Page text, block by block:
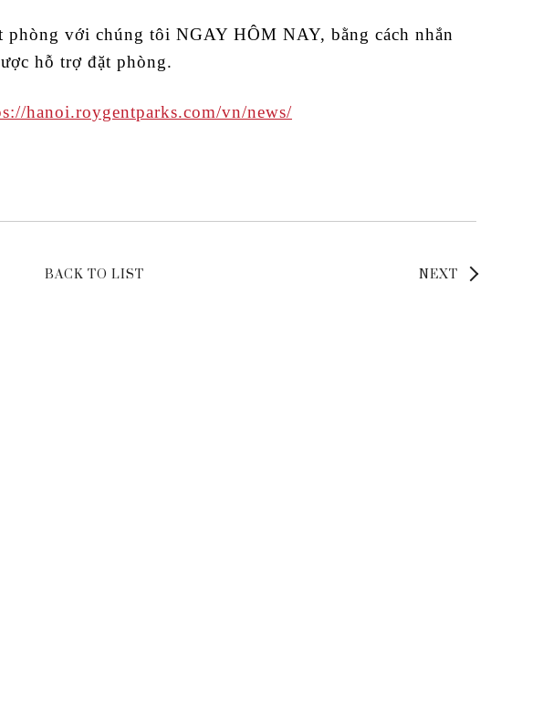
với chúng tôi NGAY HÔM NAY, bằng cách nhắn
hỗ trợ đặt phòng.
hanoi.roygentparks.com/vn/news/
BACK TO LIST NEXT